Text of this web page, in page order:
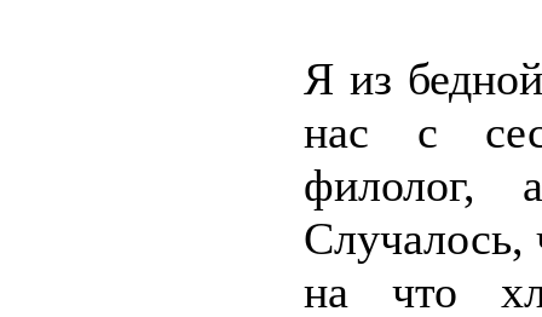
Я из
нас с
филолог,
на что